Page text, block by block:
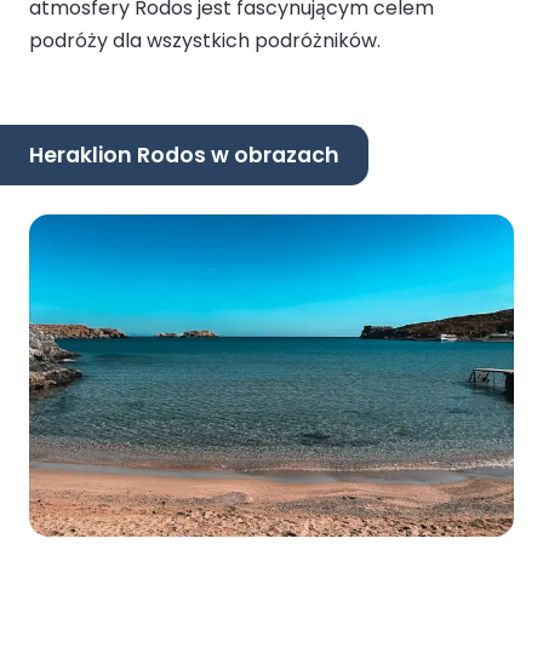
atmosfery Rodos jest fascynującym celem
podróży dla wszystkich podróżników.
Heraklion Rodos w obrazach